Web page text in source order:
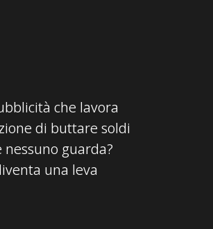
che lavora
di buttare soldi
guarda?
una leva